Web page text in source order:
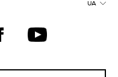
плитка для вітальні та
спальні червона
спальні фіолетова
UA